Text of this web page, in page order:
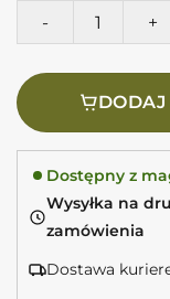
ilość Marca
Dostępny z
Wysyłka na
zamówienia
Dostawa